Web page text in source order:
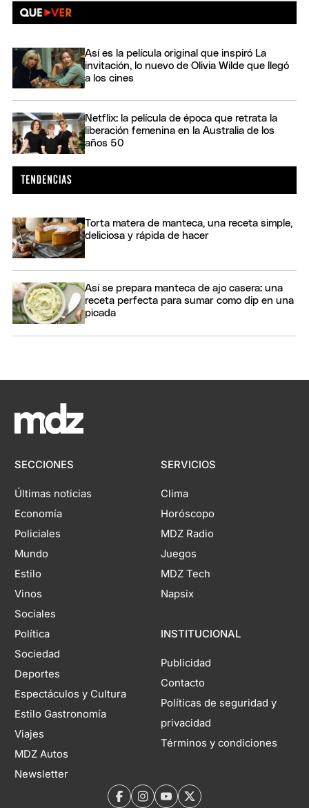
Así es la película original que inspiró La
invitación, lo nuevo de Olivia Wilde que llegó
a los cines
Netflix: la película de época que retrata la
liberación femenina en la Australia de los
años 50
Torta matera de manteca, una receta simple,
deliciosa y rápida de hacer
Así se prepara manteca de ajo casera: una
receta perfecta para sumar como dip en una
picada
SECCIONES
Últimas noticias
Economía
Policiales
Mundo
Estilo
Vinos
Sociales
Política
Sociedad
Deportes
Espectáculos y Cultura
Estilo Gastronomía
Viajes
MDZ Autos
Newsletter
SERVICIOS
Clima
Horóscopo
MDZ Radio
Juegos
MDZ Tech
Napsix
INSTITUCIONAL
Publicidad
Contacto
Políticas de seguridad y
privacidad
Términos y condiciones